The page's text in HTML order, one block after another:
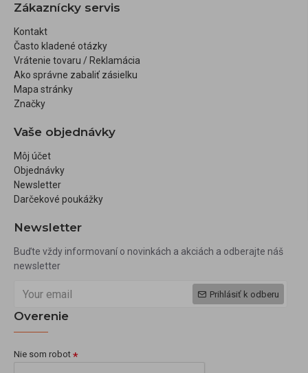
Zákaznícky servis
Kontakt
Často kladené otázky
Vrátenie tovaru / Reklamácia
Ako správne zabaliť zásielku
Mapa stránky
Značky
Vaše objednávky
Môj účet
Objednávky
Newsletter
Darčekové poukážky
Newsletter
Buďte vždy informovaní o novinkách a akciách a odberajte náš
newsletter
Prihlásiť k odberu
Overenie
Nie som robot